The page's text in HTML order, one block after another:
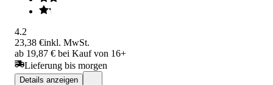
4.2
23,38 €inkl. MwSt.
ab 19,87 € bei Kauf von 16+
Lieferung bis morgen
Details anzeigen